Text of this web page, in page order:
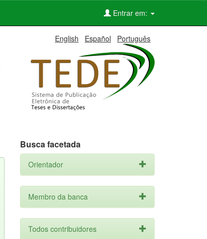
Entrar em:
English Español Português
Busca facetada
Orientador
Membro da banca
Todos contribuidores